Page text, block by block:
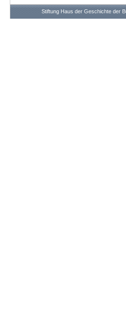
Stiftung Haus der Geschichte der